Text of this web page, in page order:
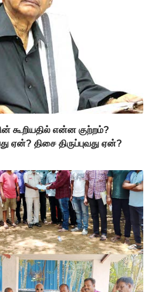
கூறியதில் என்ன குற்றம்?
ஏன்? திசை திருப்புவது ஏன்?